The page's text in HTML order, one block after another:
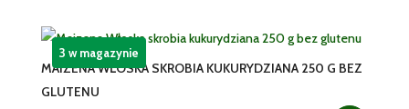
MAIZENA WŁOSKA SKROBIA KUKURYDZIANA 250 G BEZ
GLUTENU
3 w magazynie